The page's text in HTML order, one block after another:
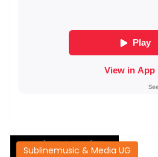
Sublinemusic & Media UG